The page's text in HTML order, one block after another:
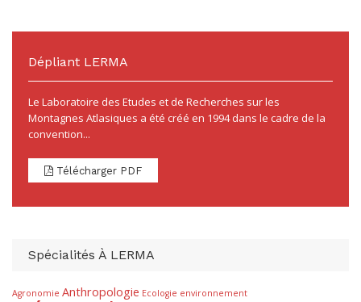
Dépliant LERMA
Le Laboratoire des Etudes et de Recherches sur les
Montagnes Atlasiques a été créé en 1994 dans le cadre de la
convention...
Télécharger PDF
Spécialités À LERMA
Agronomie Anthropologie Ecologie environnement